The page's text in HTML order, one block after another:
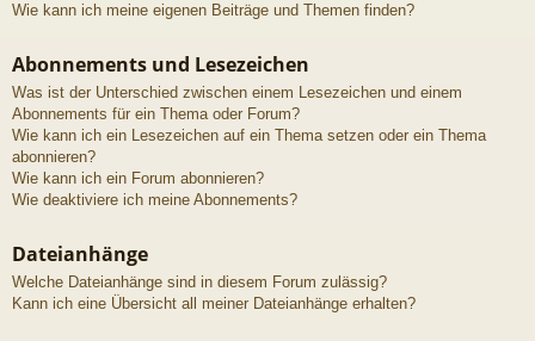
Wie kann ich meine eigenen Beiträge und Themen finden?
Abonnements und Lesezeichen
Was ist der Unterschied zwischen einem Lesezeichen und einem
Abonnements für ein Thema oder Forum?
Wie kann ich ein Lesezeichen auf ein Thema setzen oder ein Thema
abonnieren?
Wie kann ich ein Forum abonnieren?
Wie deaktiviere ich meine Abonnements?
Dateianhänge
Welche Dateianhänge sind in diesem Forum zulässig?
Kann ich eine Übersicht all meiner Dateianhänge erhalten?